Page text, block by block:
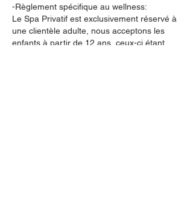
-Règlement spécifique au wellness:
Le Spa Privatif est exclusivement réservé à
une clientèle adulte, nous acceptons les
enfants à partir de 12 ans, ceux-ci étant